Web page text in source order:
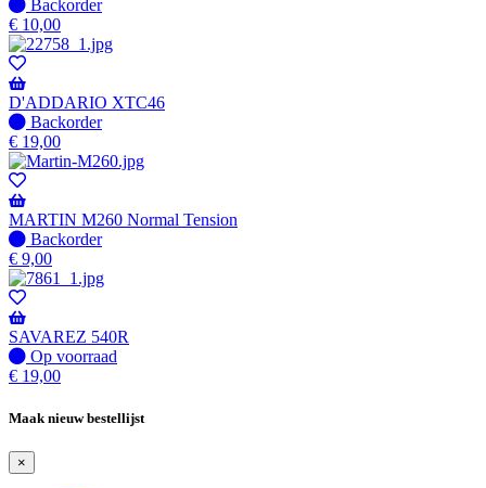
op
voorraad
-
Wordt
verzonden
wanneer
beschikbaar
Backorder
€ 10,00
D'ADDARIO XTC46
Niet
op
voorraad
-
Wordt
verzonden
wanneer
beschikbaar
Backorder
€ 19,00
MARTIN M260 Normal Tension
Niet
op
voorraad
-
Wordt
verzonden
wanneer
beschikbaar
Backorder
€ 9,00
SAVAREZ 540R
Op
voorraad
Op voorraad
€ 19,00
Maak nieuw bestellijst
×